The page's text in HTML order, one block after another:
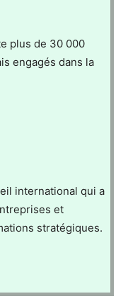
plus de 30 000
engagés dans la
international qui a
et
stratégiques.